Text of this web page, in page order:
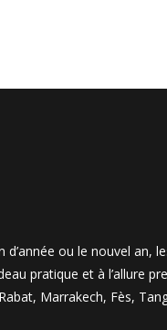
ou le nouvel an,
pratique et à l’allure
Marrakech, Fès,